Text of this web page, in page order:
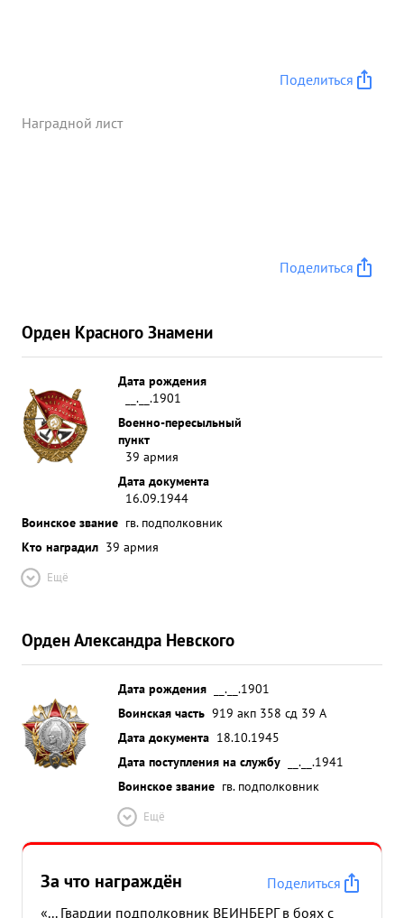
Поделиться
Наградной лист
Поделиться
Орден Красного Знамени
Дата рождения
__.__.1901
Военно-пересыльный
пункт
39 армия
Дата документа
16.09.1944
Воинское звание гв. подполковник
Кто наградил 39 армия
Ещё
Орден Александра Невского
Дата рождения
__.__.1901
Воинская часть 919 акп 358 сд 39 А
Дата документа 18.10.1945
Дата поступления на службу
__.__.1941
Воинское звание гв. подполковник
Ещё
За что награждён
Поделиться
«... Гвардии подполковник ВЕИНБЕРГ в боях с